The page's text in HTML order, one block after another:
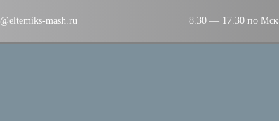
mash.ru 8.30 — 17.30 по Мск